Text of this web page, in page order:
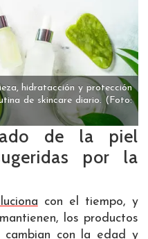
hidratacción y protección
de skincare diario. (Foto:
de la piel
por la
con el tiempo, y
los productos
cambian con la edad y